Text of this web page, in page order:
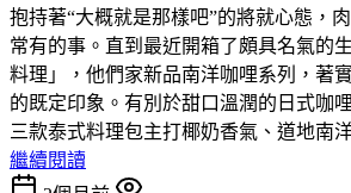
抱持著“大概就是那樣吧”的將就心態，
常有的事。直到最近開箱了頗具名氣的
料理」，他們家新品南洋咖哩系列，著
的既定印象。有別於甜口溫潤的日式咖
三款泰式料理包主打椰奶香氣、道地南
繼續閱讀